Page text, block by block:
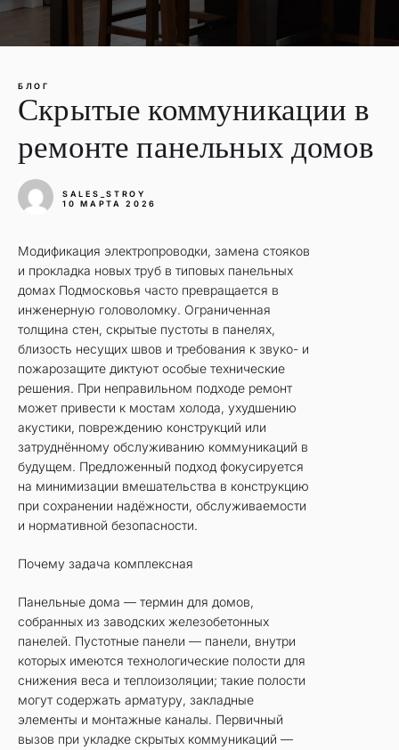
БЛОГ
Скрытые коммуникации в
ремонте панельных домов
SALES_STROY
10 МАРТА 2026
Модификация электропроводки, замена стояков
и прокладка новых труб в типовых панельных
домах Подмосковья часто превращается в
инженерную головоломку. Ограниченная
толщина стен, скрытые пустоты в панелях,
близость несущих швов и требования к звуко- и
пожарозащите диктуют особые технические
решения. При неправильном подходе ремонт
может привести к мостам холода, ухудшению
акустики, повреждению конструкций или
затруднённому обслуживанию коммуникаций в
будущем. Предложенный подход фокусируется
на минимизации вмешательства в конструкцию
при сохранении надёжности, обслуживаемости
и нормативной безопасности.
Почему задача комплексная
Панельные дома — термин для домов,
собранных из заводских железобетонных
панелей. Пустотные панели — панели, внутри
которых имеются технологические полости для
снижения веса и теплоизоляции; такие полости
могут содержать арматуру, закладные
элементы и монтажные каналы. Первичный
вызов при укладке скрытых коммуникаций —